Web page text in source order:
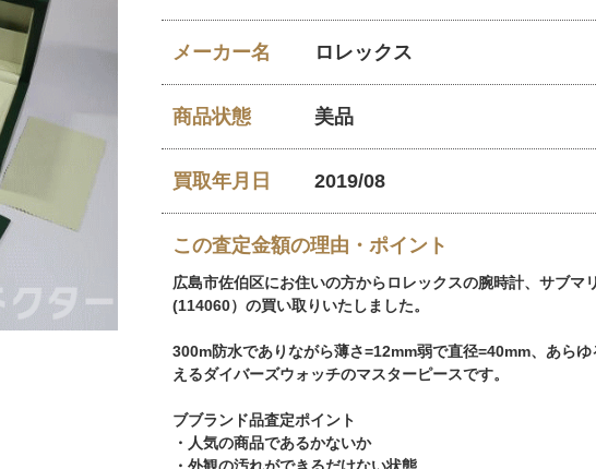
メーカー名 ロレックス
商品状態 美品
買取年月日 2019/08
この査定金額の理由・ポイント
広島市佐伯区にお住いの方からロレックスの腕時計、サブマ
(114060）の買い取りいたしました。
300m防水でありながら薄さ=12mm弱で直径=40mm、あらゆ
えるダイバーズウォッチのマスターピースです。
ブブランド品査定ポイント
・人気の商品であるかないか
・外観の汚れができるだけない状態